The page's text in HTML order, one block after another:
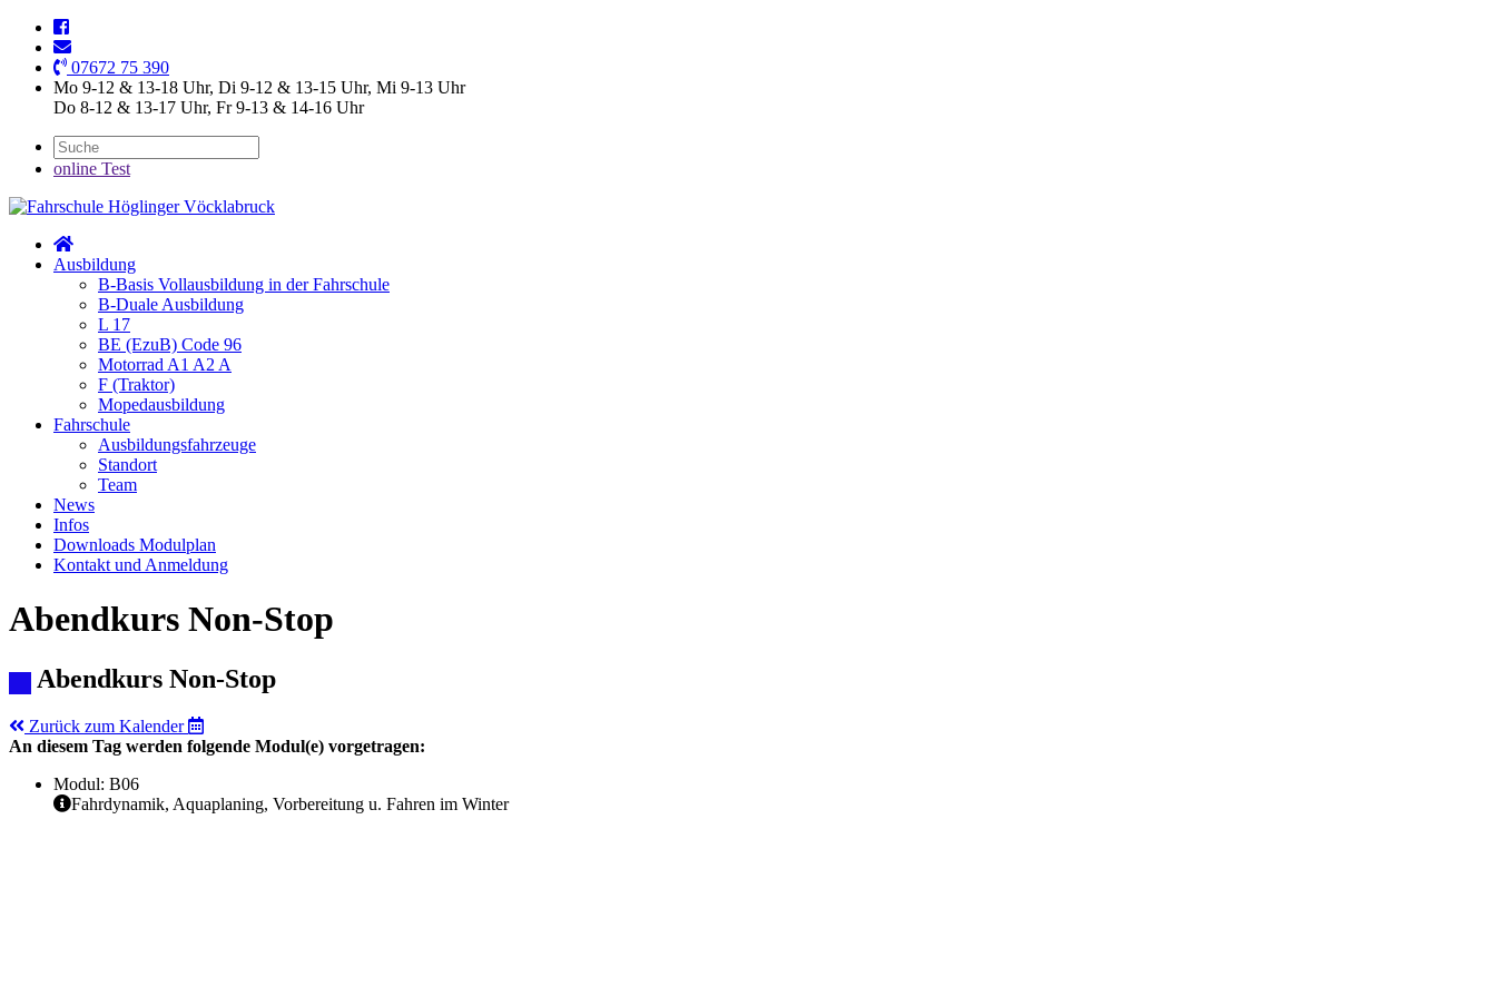
07672 75 390
Mo 9-12 & 13-18 Uhr, Di 9-12 & 13-15 Uhr, Mi 9-13 Uhr
Do 8-12 & 13-17 Uhr, Fr 9-13 & 14-16 Uhr
online Test
Ausbildung
B-Basis Vollausbildung in der Fahrschule
B-Duale Ausbildung
L 17
BE (EzuB) Code 96
Motorrad A1 A2 A
F (Traktor)
Mopedausbildung
Fahrschule
Ausbildungsfahrzeuge
Standort
Team
News
Infos
Downloads Modulplan
Kontakt und Anmeldung
Abendkurs Non-Stop
Abendkurs Non-Stop
Zurück zum Kalender
An diesem Tag werden folgende Modul(e) vorgetragen:
Modul: B06
Fahrdynamik, Aquaplaning, Vorbereitung u. Fahren im Winter